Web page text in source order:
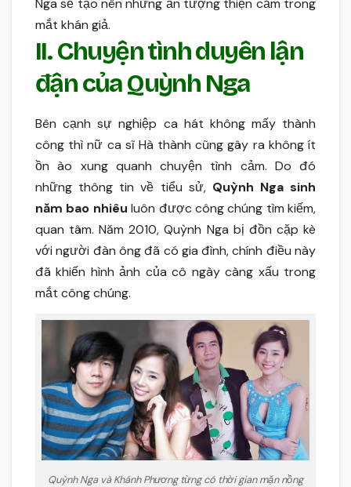
mắt khán giả.
II. Chuyện tình duyên lận
đận của Quỳnh Nga
Bên cạnh sự nghiệp ca hát không mấy thành
công thì nữ ca sĩ Hà thành cũng gây ra không ít
ồn ào xung quanh chuyện tình cảm. Do đó
những thông tin về tiểu sử, Quỳnh Nga sinh
năm bao nhiêu luôn được công chúng tìm kiếm,
quan tâm. Năm 2010, Quỳnh Nga bị đồn cặp kè
với người đàn ông đã có gia đình, chính điều này
đã khiến hình ảnh của cô ngày càng xấu trong
mắt công chúng.
Quỳnh Nga và Khánh Phương từng có thời gian mặn nồng